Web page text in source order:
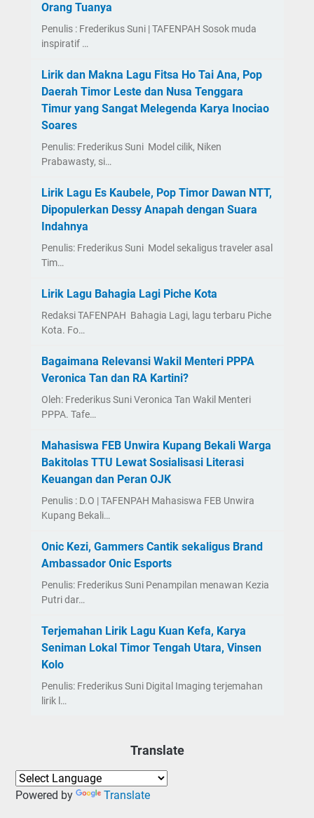
Orang Tuanya
Penulis : Frederikus Suni | TAFENPAH Sosok muda
inspiratif …
Lirik dan Makna Lagu Fitsa Ho Tai Ana, Pop
Daerah Timor Leste dan Nusa Tenggara
Timur yang Sangat Melegenda Karya Inociao
Soares
Penulis: Frederikus Suni Model cilik, Niken
Prabawasty, si…
Lirik Lagu Es Kaubele, Pop Timor Dawan NTT,
Dipopulerkan Dessy Anapah dengan Suara
Indahnya
Penulis: Frederikus Suni Model sekaligus traveler asal
Tim…
Lirik Lagu Bahagia Lagi Piche Kota
Redaksi TAFENPAH Bahagia Lagi, lagu terbaru Piche
Kota. Fo…
Bagaimana Relevansi Wakil Menteri PPPA
Veronica Tan dan RA Kartini?
Oleh: Frederikus Suni Veronica Tan Wakil Menteri
PPPA. Tafe…
Mahasiswa FEB Unwira Kupang Bekali Warga
Bakitolas TTU Lewat Sosialisasi Literasi
Keuangan dan Peran OJK
Penulis : D.O | TAFENPAH Mahasiswa FEB Unwira
Kupang Bekali…
Onic Kezi, Gammers Cantik sekaligus Brand
Ambassador Onic Esports
Penulis: Frederikus Suni Penampilan menawan Kezia
Putri dar…
Terjemahan Lirik Lagu Kuan Kefa, Karya
Seniman Lokal Timor Tengah Utara, Vinsen
Kolo
Penulis: Frederikus Suni Digital Imaging terjemahan
lirik l…
Translate
Powered by Translate